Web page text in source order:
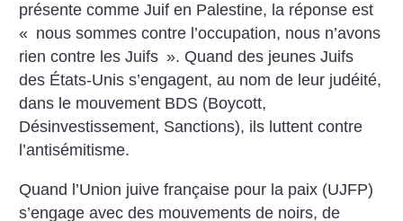
présente comme Juif en Palestine, la réponse est
« nous sommes contre l’occupation, nous n’avons
rien contre les Juifs ». Quand des jeunes Juifs
des États-Unis s’engagent, au nom de leur judéité,
dans le mouvement BDS (Boycott,
Désinvestissement, Sanctions), ils luttent contre
l’antisémitisme.
Quand l’Union juive française pour la paix (UJFP)
s’engage avec des mouvements de noirs, de